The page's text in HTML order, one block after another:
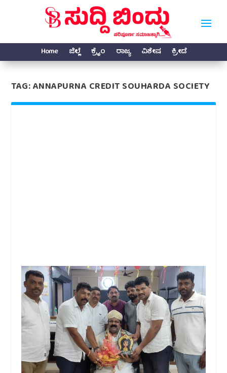
Home ಜಿಲ್ಲೆ ಕ್ರೈಂ ರಾಜ್ಯ ವಿಶೇಷ ಕ್ರೀಡೆ
TAG:ANNAPURNA CREDIT SOUHARDA SOCIETY